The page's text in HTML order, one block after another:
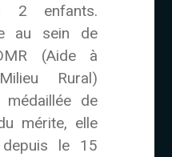
2 enfants.
au sein de
(Aide à
Rural)
de
mérite, elle
le 15